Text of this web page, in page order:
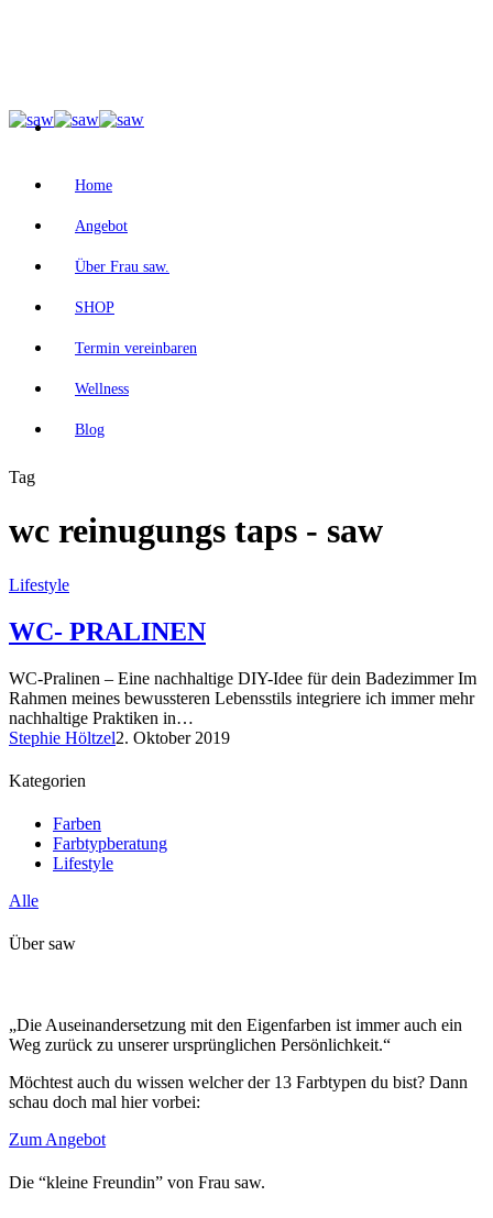
Home
Angebot
Über Frau saw.
SHOP
Termin vereinbaren
Wellness
Blog
Tag
wc reinugungs taps - saw
Lifestyle
WC- PRALINEN
WC-Pralinen – Eine nachhaltige DIY-Idee für dein Badezimmer Im
Rahmen meines bewussteren Lebensstils integriere ich immer mehr
nachhaltige Praktiken in…
Stephie Höltzel2. Oktober 2019
Kategorien
Farben
Farbtypberatung
Lifestyle
Alle
Über saw
„Die Auseinandersetzung mit den Eigenfarben ist immer auch ein
Weg zurück zu unserer ursprünglichen Persönlichkeit.“
Möchtest auch du wissen welcher der 13 Farbtypen du bist? Dann
schau doch mal hier vorbei:
Zum Angebot
Die “kleine Freundin” von Frau saw.